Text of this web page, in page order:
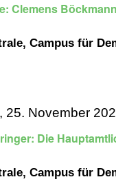
Clemens
Campus für
Die
25. November
Campus für